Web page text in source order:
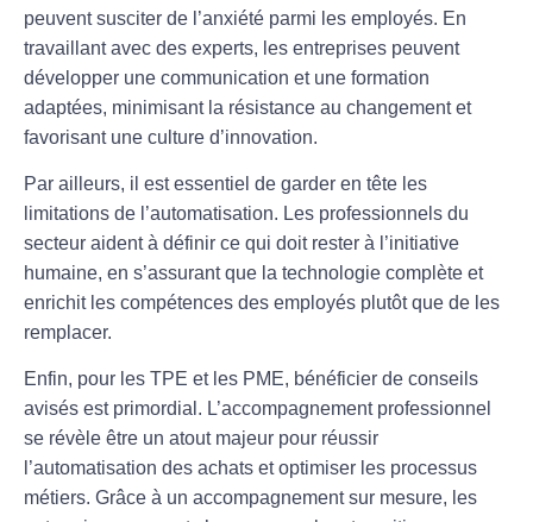
peuvent susciter de l’anxiété parmi les employés. En
travaillant avec des experts, les entreprises peuvent
développer une communication et une formation
adaptées, minimisant la résistance au changement et
favorisant une culture d’innovation.
Par ailleurs, il est essentiel de garder en tête les
limitations de l’automatisation. Les professionnels du
secteur aident à définir ce qui doit rester à l’initiative
humaine, en s’assurant que la technologie complète et
enrichit les compétences des employés plutôt que de les
remplacer.
Enfin, pour les TPE et les PME, bénéficier de conseils
avisés est primordial. L’accompagnement professionnel
se révèle être un atout majeur pour réussir
l’automatisation des achats et optimiser les processus
métiers. Grâce à un accompagnement sur mesure, les